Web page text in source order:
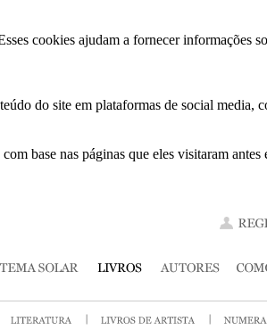
cookies ajudam a fornecer informações
do site em plataformas de social media,
base nas páginas que eles visitaram